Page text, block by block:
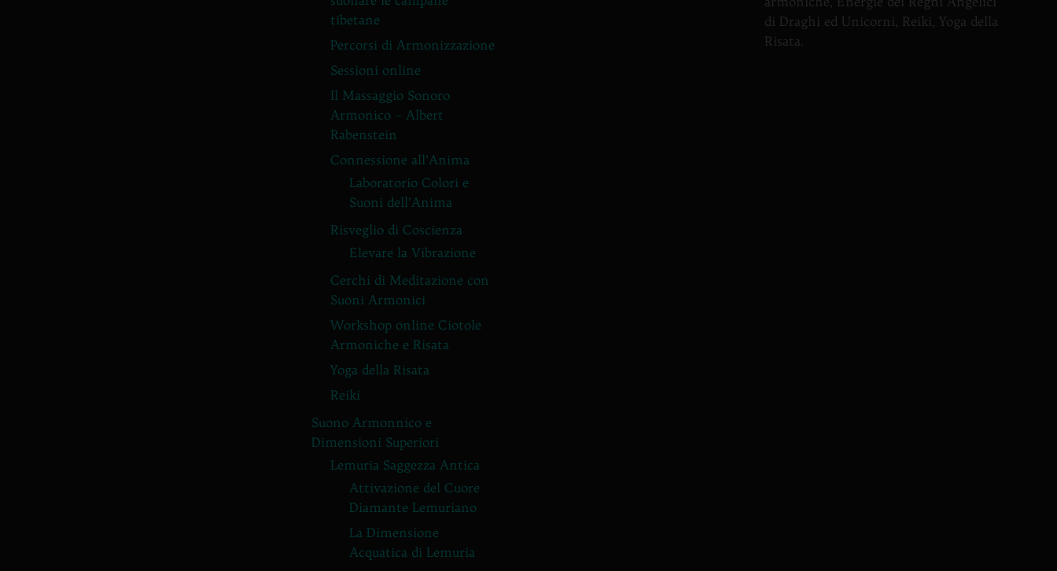
tibetane
Percorsi di Armonizzazione
Sessioni online
Il Massaggio Sonoro
Armonico – Albert
Rabenstein
Connessione all’Anima
Laboratorio Colori e
Suoni dell’Anima
Risveglio di Coscienza
Elevare la Vibrazione
Cerchi di Meditazione con
Suoni Armonici
Workshop online Ciotole
Armoniche e Risata
Yoga della Risata
Reiki
Suono Armonnico e
Dimensioni Superiori
Lemuria Saggezza Antica
Attivazione del Cuore
Diamante Lemuriano
La Dimensione
Acquatica di Lemuria
di Draghi ed Unicorni, Reiki, Yoga della
Risata.